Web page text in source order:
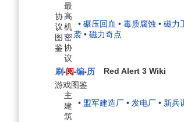
协
议
图
鉴
最
高
机
密
协
议
• 碾压回血 • 毒质腐蚀 • 磁力
袭 • 磁力奇点
刷•阅•编•历
Red Alert 3 Wiki
游戏图鉴
主
建
筑
• 盟军建造厂 • 发电厂 • 新兵